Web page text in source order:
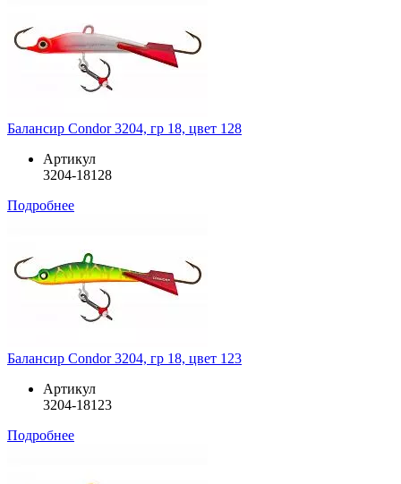
Балансир Condor 3204, гр 18, цвет 128
Артикул
3204-18128
Подробнее
Балансир Condor 3204, гр 18, цвет 123
Артикул
3204-18123
Подробнее